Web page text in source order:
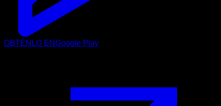
OBTÉNLO ENGoogle Play